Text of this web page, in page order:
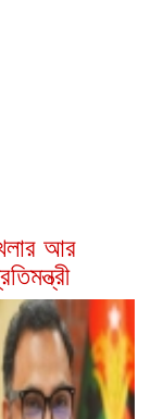
আর